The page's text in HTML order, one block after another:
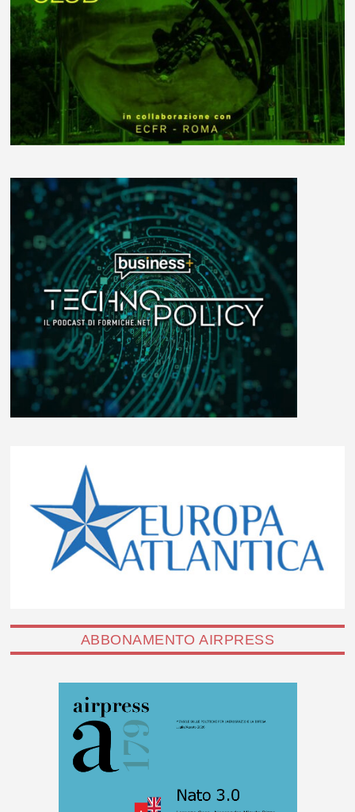
ABBONAMENTO AIRPRESS